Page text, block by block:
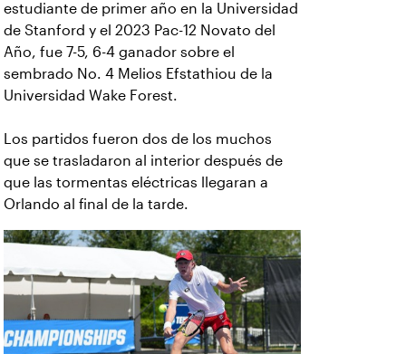
estudiante de primer año en la Universidad
de Stanford y el 2023 Pac-12 Novato del
Año, fue 7-5, 6-4 ganador sobre el
sembrado No. 4 Melios Efstathiou de la
Universidad Wake Forest.
Los partidos fueron dos de los muchos
que se trasladaron al interior después de
que las tormentas eléctricas llegaran a
Orlando al final de la tarde.